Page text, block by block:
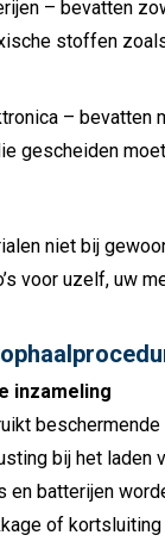
– bevatten
stoffen
– bevatten
gescheiden
niet bij
voor uzelf, uw
inzameling
bij het laden
en batterijen
of kortsluiting